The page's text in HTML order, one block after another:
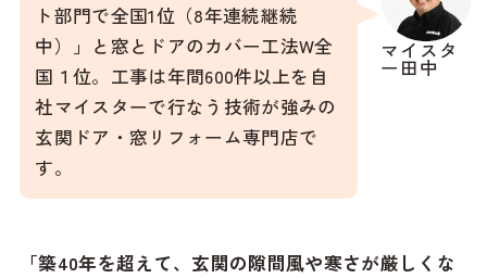
マイスタ
ー田中
ト部門で全国1位（8年連続継続
中）」と窓とドアのカバー工法W全
国１位。工事は年間600件以上を自
社マイスターで行なう技術が強みの
玄関ドア・窓リフォーム専門店で
す。
「築40年を超えて、玄関の隙間風や寒さが厳しくな